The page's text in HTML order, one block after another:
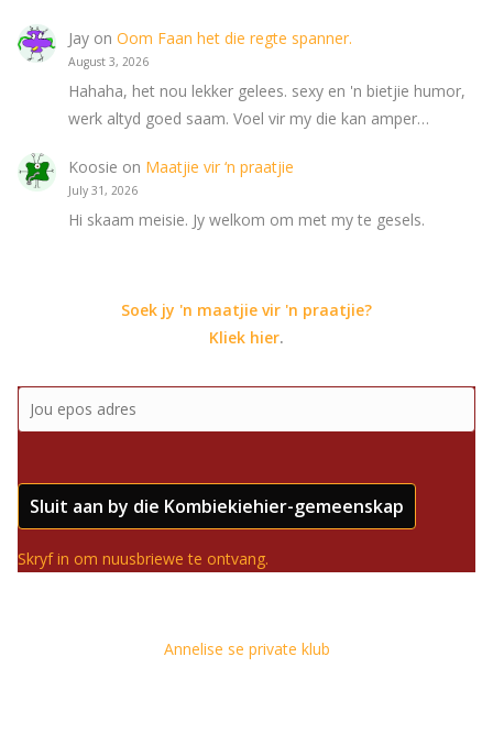
Jayon Oom Faan het die regte spanner.
August 3, 2026
Hahaha, het nou lekker gelees. sexy en 'n bietjie humor,
werk altyd goed saam. Voel vir my die kan amper…
Koosie on Maatjie vir ‘n praatjie
July 31, 2026
Hi skaam meisie. Jy welkom om met my te gesels.
Soek jy 'n maatjie vir 'n praatjie?
Kliek hier.
Sluit aan by die Kombiekiehier-gemeenskap
Skryf in om nuusbriewe te ontvang.
Annelise se private klub